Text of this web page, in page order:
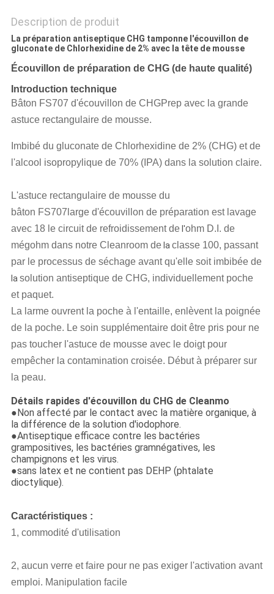
Description de produit
La préparation antiseptique CHG tamponne l'écouvillon de
gluconate de Chlorhexidine de 2% avec la tête de mousse
Écouvillon de préparation de CHG (de haute qualité)
Introduction technique
Bâton FS707 d'écouvillon de CHGPrep avec la grande
astuce rectangulaire de mousse.
Imbibé du gluconate de Chlorhexidine de 2% (CHG) et de
l'alcool isopropylique de 70% (IPA) dans la solution claire.
L'astuce rectangulairede mousse du
bâton FS707large d'écouvillon de préparation est lavage
avec 18 le circuit de refroidissement del'ohm D.I. de
mégohm dans notre Cleanroom delaclasse 100, passant
par le processus de séchage avant qu'elle soit imbibée de
lasolution antiseptique de CHG, individuellement poche
et paquet.
La larme ouvrent la poche à l'entaille, enlèvent la poignée
de la poche. Le soin supplémentaire doit être pris pour ne
pas toucher l'astuce de mousse avec le doigt pour
empêcher la contamination croisée. Début à préparer sur
la peau.
Détails rapides d'écouvillon du CHG de Cleanmo
● Non affecté par le contact avec la matière organique, à
la différence de la solution d'iodophore.
●Antiseptique efficace contre les bactéries
grampositives, les bactéries gramnégatives, les
champignons et les virus.
●sans latex et ne contient pas DEHP (phtalate
dioctylique).
Caractéristiques :
1, commodité d'utilisation
2, aucun verre et faire pour ne pas exiger l'activation avant
emploi. Manipulation facile